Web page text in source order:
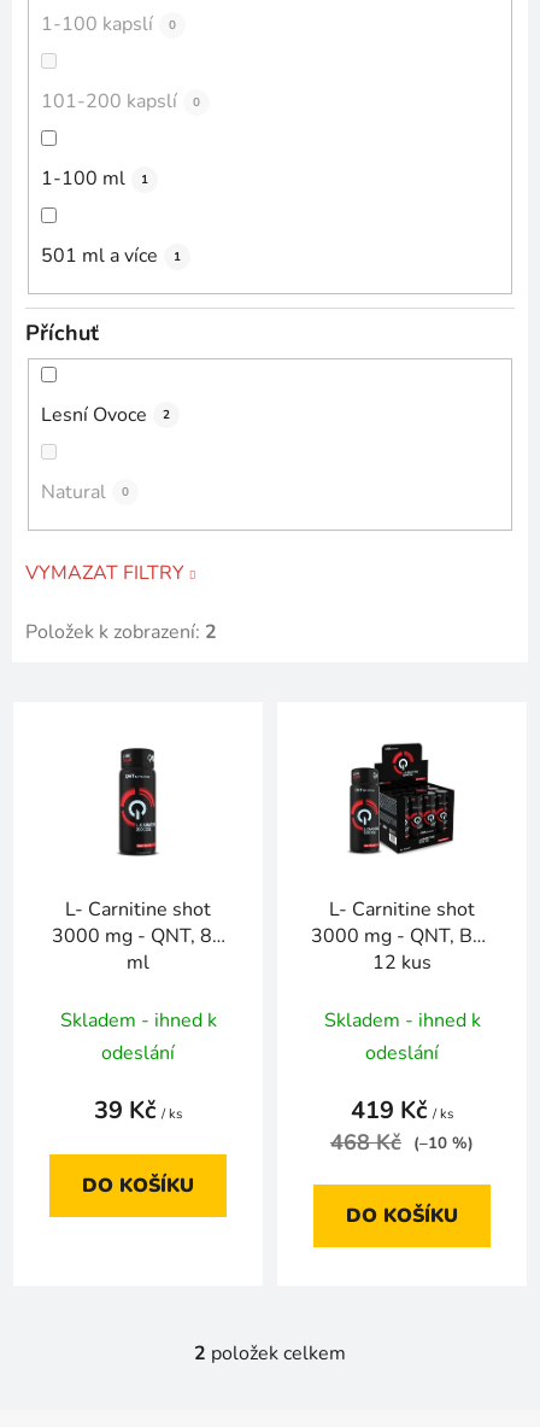
1-100 kapslí 0
101-200 kapslí 0
1-100 ml 1
501 ml a více 1
Příchuť
Lesní Ovoce 2
Natural 0
VYMAZAT FILTRY
Položek k zobrazení: 2
L- Carnitine shot
3000 mg - QNT, 80
ml
Skladem - ihned k
odeslání
39 Kč / ks
DO KOŠÍKU
L- Carnitine shot
3000 mg - QNT, Box
12 kus
Skladem - ihned k
odeslání
419 Kč / ks
468 Kč (–10 %)
DO KOŠÍKU
O
2 položek celkem